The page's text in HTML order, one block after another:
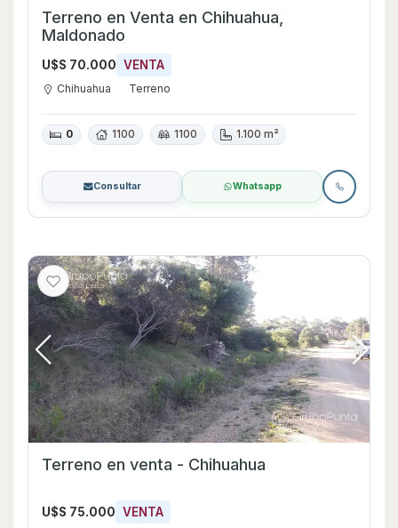
Terreno en Venta en Chihuahua,
Maldonado
U$S 70.000 VENTA
Chihuahua Terreno
0 1100 1100 1.100 m²
Consultar Whatsapp
Terreno en venta - Chihuahua
U$S 75.000 VENTA